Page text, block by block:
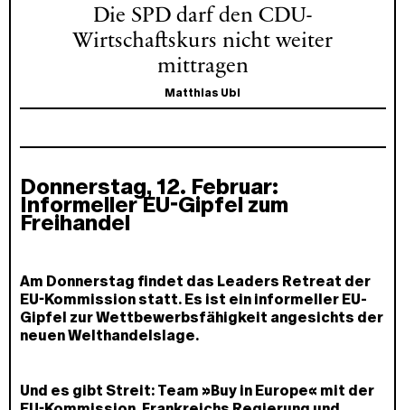
Die SPD darf den CDU-
Wirtschaftskurs nicht weiter
mittragen
Matthias Ubl
Donnerstag, 12. Februar:
Informeller EU-Gipfel zum
Freihandel
Am Donnerstag findet das Leaders Retreat der
EU-Kommission statt. Es ist ein informeller EU-
Gipfel zur Wettbewerbsfähigkeit angesichts der
neuen Welthandelslage.
Und es gibt Streit: Team »Buy in Europe« mit der